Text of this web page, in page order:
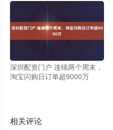
深圳配资门户 连续两个周末，
淘宝闪购日订单超9000万
相关评论